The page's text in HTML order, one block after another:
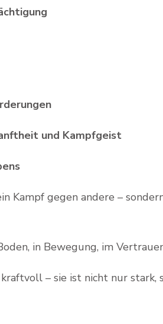
und Kampfgeist
Kampf gegen andere –
in Bewegung, im
kraftvoll – sie ist nicht nur stark,